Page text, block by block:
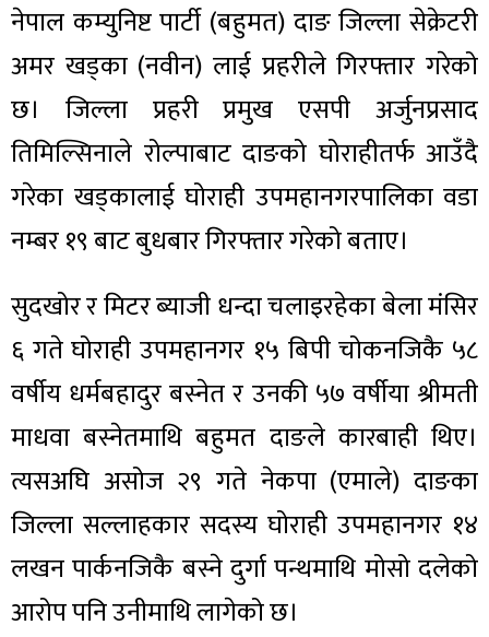
नेपाल कम्युनिष्ट पार्टी (बहुमत) दाङ जिल्ला सेक्रेटरी
अमर खड्का (नवीन) लाई प्रहरीले गिरफ्तार गरेको
छ। जिल्ला प्रहरी प्रमुख एसपी अर्जुनप्रसाद
तिमिल्सिनाले रोल्पाबाट दाङको घोराहीतर्फ आउँदै
गरेका खड्कालाई घोराही उपमहानगरपालिका वडा
नम्बर १९ बाट बुधबार गिरफ्तार गरेको बताए।
सुदखोर र मिटर ब्याजी धन्दा चलाइरहेका बेला मंसिर
६ गते घोराही उपमहानगर १५ बिपी चोकनजिकै ५८
वर्षीय धर्मबहादुर बस्नेत र उनकी ५७ वर्षीया श्रीमती
माधवा बस्नेतमाथि बहुमत दाङले कारबाही थिए।
त्यसअघि असोज २९ गते नेकपा (एमाले) दाङका
जिल्ला सल्लाहकार सदस्य घोराही उपमहानगर १४
लखन पार्कनजिकै बस्ने दुर्गा पन्थमाथि मोसो दलेको
आरोप पनि उनीमाथि लागेको छ।